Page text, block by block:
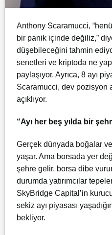
Anthony Scaramucci,
bir panik içinde değiliz,”
düşebileceğini tahmin
senetleri ve kriptoda ne
paylaşıyor. Ayrıca, 8 ayı
Scaramucci, dev pozisyon
açıklıyor.
“Ayı her beş yılda bir
Gerçek dünyada boğalar
yaşar. Ama borsada yer
şehre gelir, borsa dibe
durumda yatırımcılar
SkyBridge Capital’in
sekiz ayı piyasası
bekliyor.